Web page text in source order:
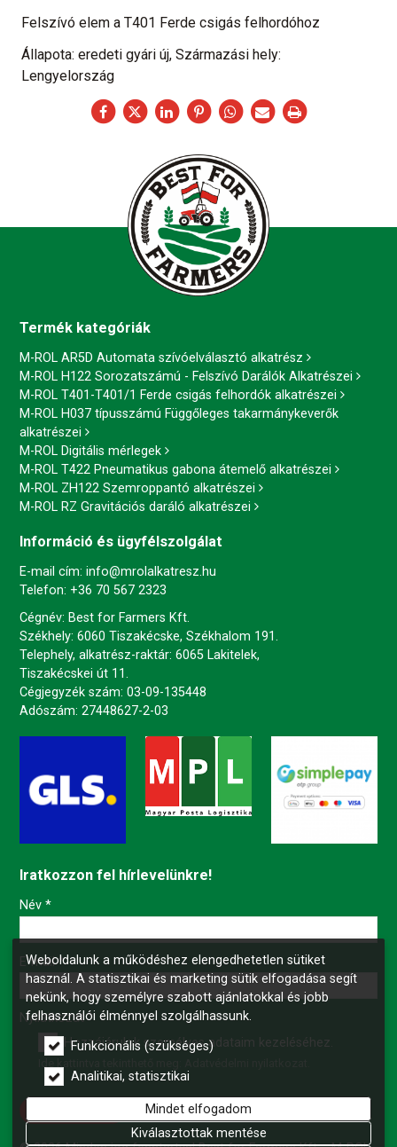
Felszívó elem a T401 Ferde csigás felhordóhoz
Állapota: eredeti gyári új, Származási hely:
Lengyelország
Termék kategóriák
M-ROL AR5D Automata szívóelválasztó alkatrész
M-ROL H122 Sorozatszámú - Felszívó Darálók Alkatrészei
M-ROL T401-T401/1 Ferde csigás felhordók alkatrészei
M-ROL H037 típusszámú Függőleges takarmánykeverők
alkatrészei
M-ROL Digitális mérlegek
M-ROL T422 Pneumatikus gabona átemelő alkatrészei
M-ROL ZH122 Szemroppantó alkatrészei
M-ROL RZ Gravitációs daráló alkatrészei
Információ és ügyfélszolgálat
E-mail cím: info@mrolalkatresz.hu
Telefon: +36 70 567 2323
Cégnév: Best for Farmers Kft.
Székhely: 6060 Tiszakécske, Székhalom 191.
Telephely, alkatrész-raktár: 6065 Lakitelek,
Tiszakécskei út 11.
Cégjegyzék szám: 03-09-135448
Adószám: 27448627-2-03
Iratkozzon fel hírlevelünkre!
-
-
-
Név *
E-mail*
Nyilatkozat*
Hozzájárulok személyes adataim kezeléséhez.
Weboldalunk a működéshez elengedhetetlen sütiket
használ. A statisztikai és marketing sütik elfogadása segít
nekünk, hogy személyre szabott ajánlatokkal és jobb
felhasználói élménnyel szolgálhassunk.
Funkcionális (szükséges)
Analitikai, statisztikai
Mindet elfogadom
Kiválasztottak mentése